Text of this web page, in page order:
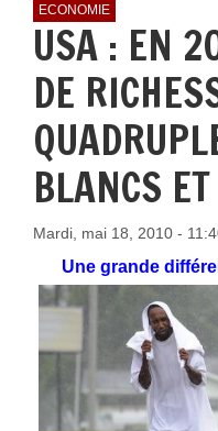
ECONOMIE
USA : EN
DE
BLANCS
Mardi, mai 18, 2010 -
Une grande